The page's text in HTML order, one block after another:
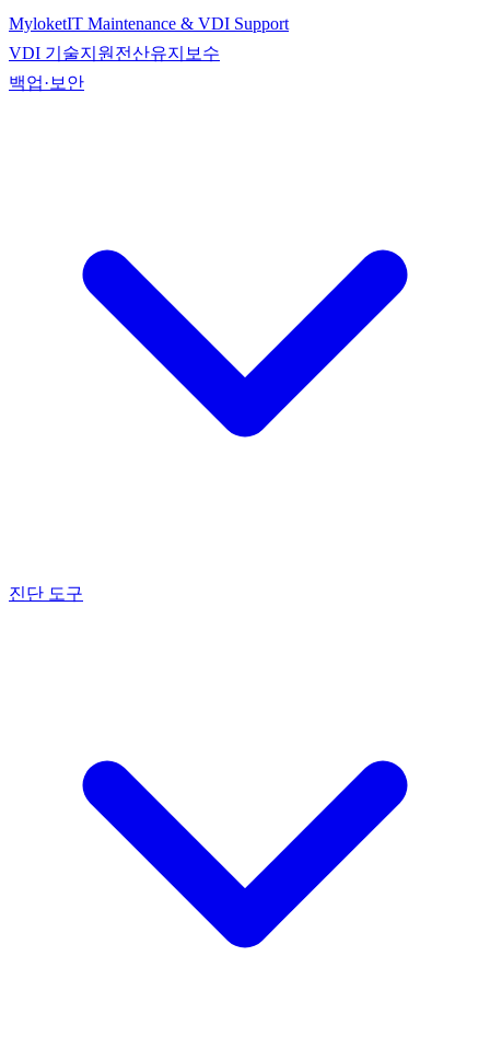
MyloketIT Maintenance & VDI Support
VDI 기술지원 전산유지보수
백업·보안
진단 도구